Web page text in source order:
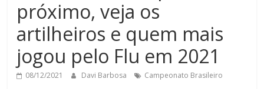
próximo, veja os
artilheiros e quem mais
jogou pelo Flu em 2021
08/12/2021 Davi Barbosa Campeonato Brasileiro